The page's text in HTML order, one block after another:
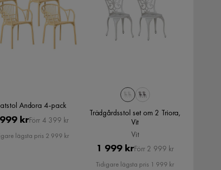
Andora 4-pack
Pris
krOriginal
Pris
Förr 4 399 kr
lägsta pris 2 999 kr
Trädgårdsstol set om 2 Triora,
Vit
Vit
Pris
1 999 krOriginal
Pris
Förr 2 999 kr
Tidigare lägsta pris 1 999 kr